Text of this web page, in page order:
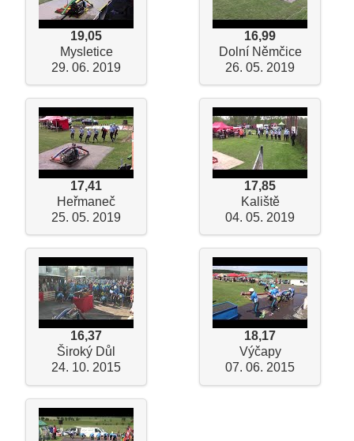
19,05
Mysletice
29. 06. 2019
16,99
Dolní Němčice
26. 05. 2019
17,41
Heřmaneč
25. 05. 2019
17,85
Kaliště
04. 05. 2019
16,37
Široký Důl
24. 10. 2015
18,17
Výčapy
07. 06. 2015